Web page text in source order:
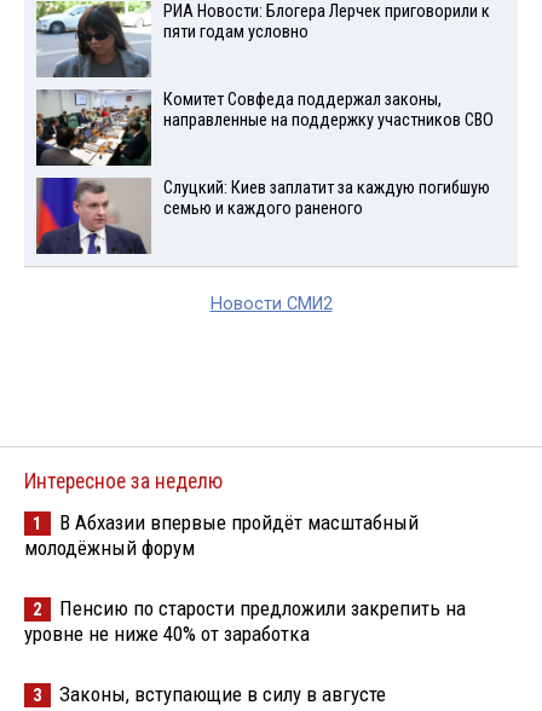
РИА Новости: Блогера Лерчек приговорили к
пяти годам условно
Комитет Совфеда поддержал законы,
направленные на поддержку участников СВО
Слуцкий: Киев заплатит за каждую погибшую
семью и каждого раненого
Новости СМИ2
Интересное за неделю
1
В Абхазии впервые пройдёт масштабный
молодёжный форум
2
Пенсию по старости предложили закрепить на
уровне не ниже 40% от заработка
3 Законы, вступающие в силу в августе